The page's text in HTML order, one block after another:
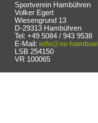
Sportverein Hambühren
Volker Egert
Wiesengrund 13
D-29313 Hambühren
Tel: +49 5084 / 943 9538
E-Mail: info@sv-
LSB 254150
VR 100065